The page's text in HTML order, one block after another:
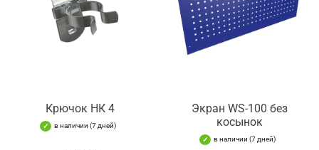
Крючок НК 4
в наличии (7 дней)
Экран WS-100 без
косынок
в наличии (7 дней)